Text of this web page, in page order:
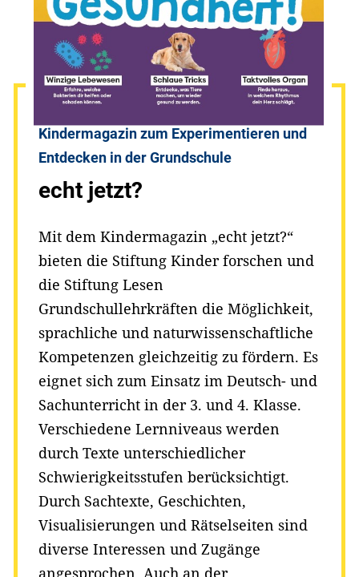
Kindermagazin zum Experimentieren und
Entdecken in der Grundschule
echt jetzt?
Mit dem Kindermagazin „echt jetzt?“
bieten die Stiftung Kinder forschen und
die Stiftung Lesen
Grundschullehrkräften die Möglichkeit,
sprachliche und naturwissenschaftliche
Kompetenzen gleichzeitig zu fördern. Es
eignet sich zum Einsatz im Deutsch- und
Sachunterricht in der 3. und 4. Klasse.
Verschiedene Lernniveaus werden
durch Texte unterschiedlicher
Schwierigkeitsstufen berücksichtigt.
Durch Sachtexte, Geschichten,
Visualisierungen und Rätselseiten sind
diverse Interessen und Zugänge